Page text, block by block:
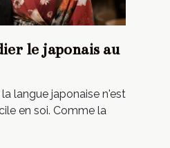
le japonais au
la langue japonaise n'est
en soi. Comme la